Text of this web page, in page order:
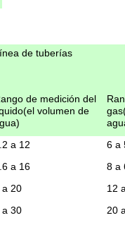
Gas o vapor
Temperatura
media
T2(tipo de
media)
presión
de tuberías
de medición del
(el volumen de
)
gas
a 12
6 a
a 16
8 a
a 20
12
a 30
20